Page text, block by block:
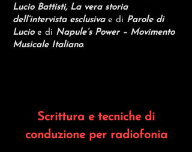
Lucio Battisti, La vera storia
dell’intervista esclusivae di Parole di
Lucioe di Napule’s Power – Movimento
Musicale Italiano.
Scrittura e tecniche di
conduzione per radiofonia